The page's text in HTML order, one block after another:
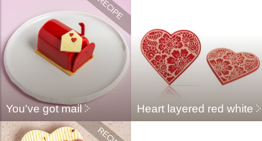
You've got mail Heart layered red white